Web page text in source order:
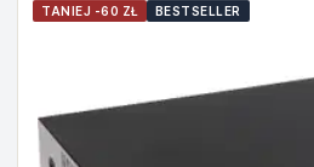
TANIEJ -60 ZŁ BESTSELLER